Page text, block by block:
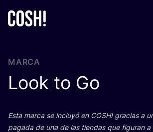
MARCA
Look to Go
Esta mar­ca se inclu­yó en COSH! gra­cias a
paga­da de una de las tien­das que figu­ran a